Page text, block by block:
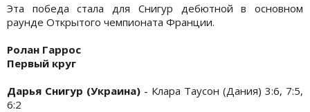
Эта победа стала для Снигур дебютной в основном
раунде Открытого чемпионата Франции.
Ролан Гаррос
Первый круг
Дарья Снигур (Украина) - Клара Таусон (Дания) 3:6, 7:5,
6:2